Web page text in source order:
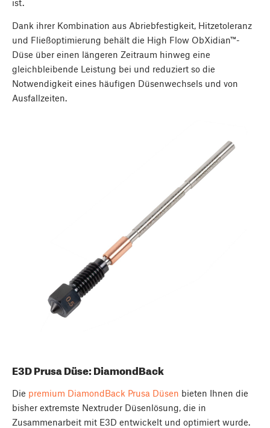
ist.
Dank ihrer Kombination aus Abriebfestigkeit, Hitzetoleranz
und Fließoptimierung behält die High Flow ObXidian™-
Düse über einen längeren Zeitraum hinweg eine
gleichbleibende Leistung bei und reduziert so die
Notwendigkeit eines häufigen Düsenwechsels und von
Ausfallzeiten.
E3D Prusa Düse: DiamondBack
Die premium DiamondBack Prusa Düsen bieten Ihnen die
bisher extremste Nextruder Düsenlösung, die in
Zusammenarbeit mit E3D entwickelt und optimiert wurde.